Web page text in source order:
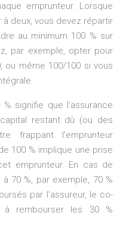
emprunteur. Lorsque
deux, vous devez répartir
au minimum 100 % sur
par exemple, opter pour
ou même 100/100 si vous
signifie que l’assurance
restant dû (ou des
frappant l’emprunteur
100 % implique une prise
emprunteur. En cas de
70 %, par exemple, 70 %
par l’assureur, le co-
à rembourser les 30 %